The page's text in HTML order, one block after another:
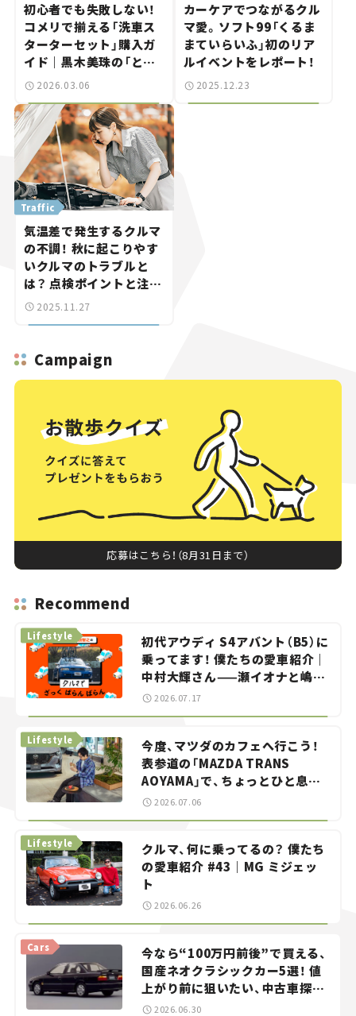
初⼼者でも失敗しない！
コメリで揃える「洗⾞ス
ターターセット」購入ガ
イド｜黒木美珠の「とき
めく洗車日和」vol.01
2026.03.06
カーケアでつながるクル
マ愛。ソフト99「くるま
まていらいふ」初のリア
ルイベントをレポート！
2025.12.23
Traffic
気温差で発生するクルマ
の不調！ 秋に起こりやす
いクルマのトラブルと
は？ 点検ポイントと注意
点。2025.11.27
Campaign
応募はこちら！（8月31日まで）
Recommend
初代アウディ S4アバント（B5）に
乗ってます！ 僕たちの愛車紹介｜
中村大輝さん——瀬イオナと嶋田
智之の「クルマでざっくばらんば
らん！」＃20
Lifestyle
2026.07.17
今度、マツダのカフェへ行こう！
表参道の「MAZDA TRANS
AOYAMA」で、ちょっとひと息。
——連載｜CCGとクルマでどうす
Lifestyle
2026.07.06
クルマ、何に乗ってるの？ 僕たち
の愛車紹介 #43｜MG ミジェッ
ト
Lifestyle
2026.06.26
今なら“100万円前後”で買える、
国産ネオクラシックカー5選！ 値
上がり前に狙いたい、中古車探し
をお手伝い――ちょっとイケてるマ
Cars
2026.06.30